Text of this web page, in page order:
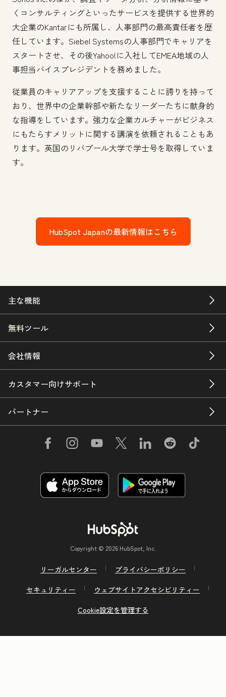
くコンサルティングといったサービスを提供する世界的
大企業のKantarにも所属し、人事部門の最高責任者を歴
任しています。Siebel Systemsの人事部門でキャリアを
スタートさせ、その後Yahoo!に入社してEMEA地域の人
事担当バイスプレジデントを務めました。
従業員のキャリアアップを支援することに誇りを持って
おり、世界中の企業幹部や新たなリーダーたちに献身的
な指導をしています。強力な企業カルチャーがビジネス
にもたらすメリットに関する講演を依頼されることもあ
ります。英国のリバプール大学で学士号を取得していま
す。
HubSpot Japanの最新情報はこちら
主な機能
無料ツール
会社情報
カスタマー向けサポート
パートナー
Copyright © 2026 HubSpot, Inc.
リーガルセンター
プライバシーポリシー
セキュリティー
ウェブサイトアクセシビリティー
Cookie設定を管理する